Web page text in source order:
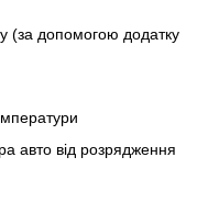
(за допомогою додатку
авто від розрядження